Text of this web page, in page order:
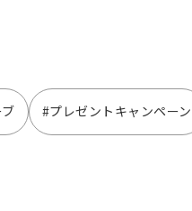
#プレゼントキャンペーン